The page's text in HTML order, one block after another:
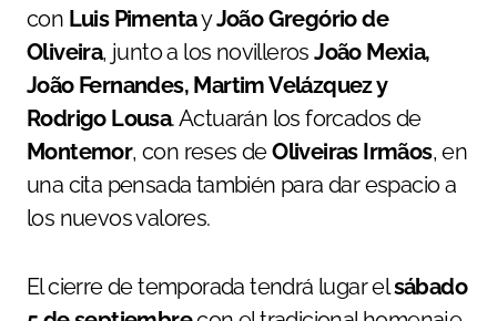
con Luis PimentayJoão Gregório de
Oliveira, junto a los novillerosJoão Mexia,
João Fernandes, Martim Velázquez y
Rodrigo Lousa. Actuarán los forcados de
Montemor, con reses deOliveiras Irmãos, en
una cita pensada también para dar espacio a
los nuevos valores.
El cierre de temporada tendrá lugar elsábado